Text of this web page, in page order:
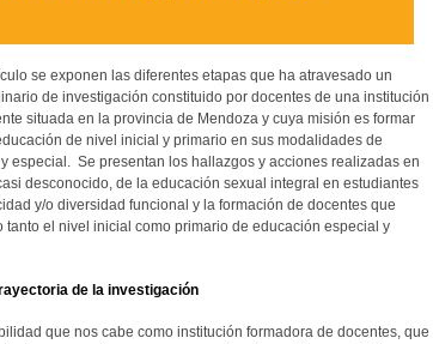
se exponen las diferentes etapas que ha atravesado un
de investigación constituido por docentes de una institución
situada en la provincia de Mendoza y cuya misión es formar
de nivel inicial y primario en sus modalidades de
especial. Se presentan los hallazgos y acciones realizadas en
desconocido, de la educación sexual integral en estudiantes
y/o diversidad funcional y la formación de docentes que
tanto el nivel inicial como primario de educación especial y
de la investigación
que nos cabe como institución formadora de docentes, que